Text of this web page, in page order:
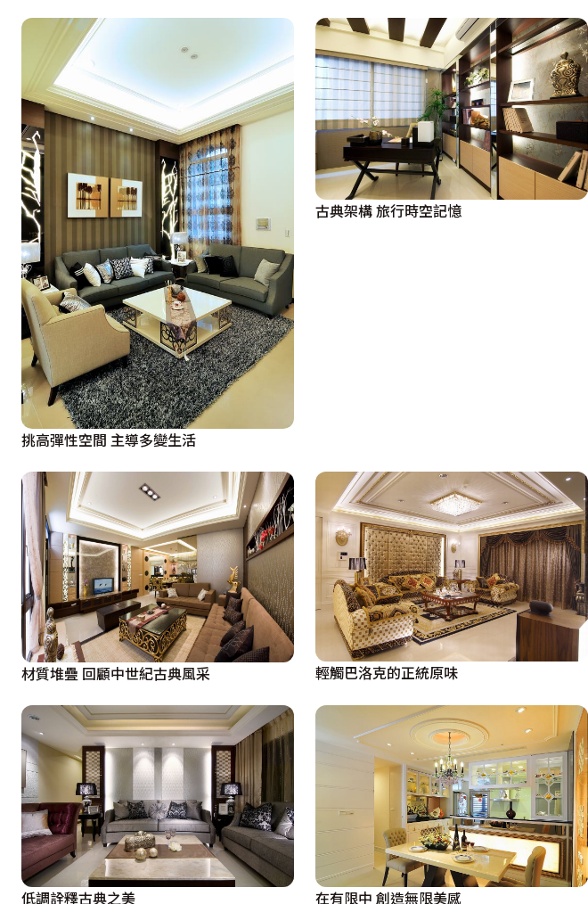
挑高彈性空間 主導多變生活
古典架構 旅行時空記憶
材質堆疊 回顧中世紀古典風采 輕觸巴洛克的正統原味
低調詮釋古典之美 在有限中 創造無限美感